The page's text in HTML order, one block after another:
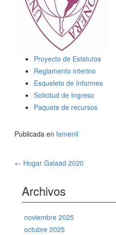
Proyecto de Estatutos
Reglamento interino
Esqueleto de Informes
Solicitud de Ingreso
Paquete de recursos
Publicada en femenil
Navegación
de
entradas
← Hogar Galaad 2020
Archivos
noviembre 2025
octubre 2025